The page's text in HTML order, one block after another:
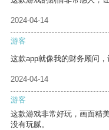
2024-04-14
游客
这款app就像我的财务顾问，
2024-04-14
游客
这款游戏非常好玩，画面精
没有玩腻。